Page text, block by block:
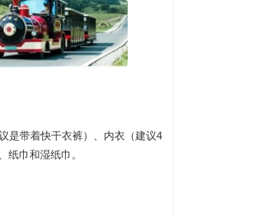
是带着快干衣裤）、内衣（建议4
巾和湿纸巾。